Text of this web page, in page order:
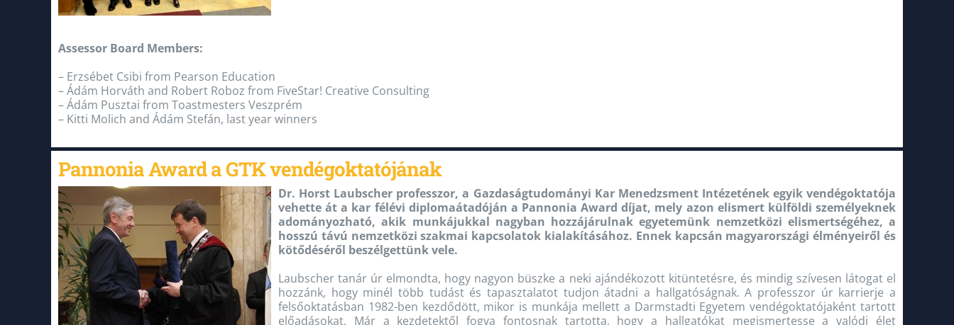
Assessor Board Members:
– Erzsébet Csibi from Pearson Education
– Ádám Horváth and Robert Roboz from FiveStar! Creative Consulting
– Ádám Pusztai from Toastmesters Veszprém
– Kitti Molich and Ádám Stefán, last year winners
Pannonia Award a GTK vendégoktatójának
Dr. Horst Laubscher professzor, a Gazdaságtudományi Kar Menedzsment Intézetének egyik vendégoktatója
vehette át a kar félévi diplomaátadóján a Pannonia Award díjat, mely azon elismert külföldi személyeknek
adományozható, akik munkájukkal nagyban hozzájárulnak egyetemünk nemzetközi elismertségéhez, a
hosszú távú nemzetközi szakmai kapcsolatok kialakításához. Ennek kapcsán magyarországi élményeiről és
kötődéséről beszélgettünk vele.
Laubscher tanár úr elmondta, hogy nagyon büszke a neki ajándékozott kitüntetésre, és mindig szívesen látogat el
hozzánk, hogy minél több tudást és tapasztalatot tudjon átadni a hallgatóságnak. A professzor úr karrierje a
felsőoktatásban 1982-ben kezdődött, mikor is munkája mellett a Darmstadti Egyetem vendégoktatójaként tartott
előadásokat. Már a kezdetektől fogva fontosnak tartotta, hogy a hallgatókat megismertesse a valódi élet